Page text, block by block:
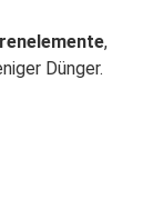
,
Dünger.